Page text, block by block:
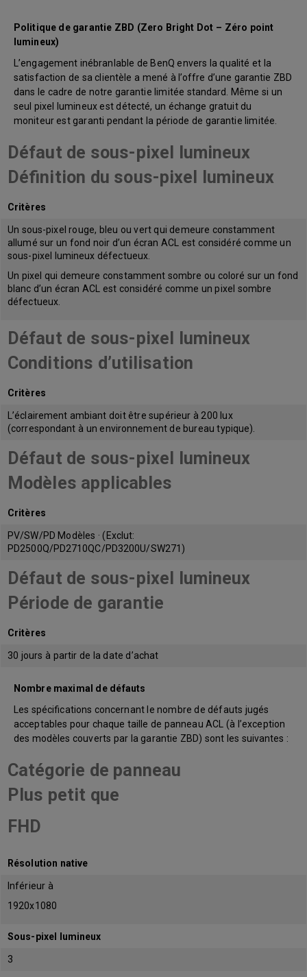
Politique de garantie ZBD (Zero Bright Dot – Zéro point
lumineux)
L’engagement inébranlable de BenQ envers la qualité et la
satisfaction de sa clientèle a mené à l’offre d’une garantie ZBD
dans le cadre de notre garantie limitée standard. Même si un
seul pixel lumineux est détecté, un échange gratuit du
moniteur est garanti pendant la période de garantie limitée.
Défaut de sous-pixel lumineux
Définition du sous-pixel lumineux
Critères
Un sous-pixel rouge, bleu ou vert qui demeure constamment
allumé sur un fond noir d’un écran ACL est considéré comme un
sous-pixel lumineux défectueux.
Un pixel qui demeure constamment sombre ou coloré sur un fond
blanc d’un écran ACL est considéré comme un pixel sombre
défectueux.
Défaut de sous-pixel lumineux
Conditions d’utilisation
Critères
L’éclairement ambiant doit être supérieur à 200 lux
(correspondant à un environnement de bureau typique).
Défaut de sous-pixel lumineux
Modèles applicables
Critères
PV/SW/PD Modèles · (Exclut:
PD2500Q/PD2710QC/PD3200U/SW271)
Défaut de sous-pixel lumineux
Période de garantie
Critères
30 jours à partir de la date d’achat
Nombre maximal de défauts
Les spécifications concernant le nombre de défauts jugés
acceptables pour chaque taille de panneau ACL (à l’exception
des modèles couverts par la garantie ZBD) sont les suivantes :
Catégorie de panneau
Plus petit que
FHD
Résolution native
Inférieur à
1920x1080
Sous-pixel lumineux
3